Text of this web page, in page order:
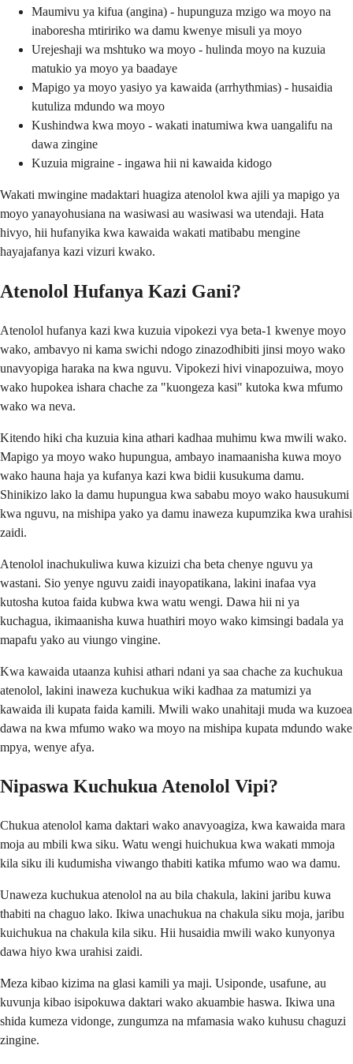
Maumivu ya kifua (angina) - hupunguza mzigo wa moyo na
inaboresha mtiririko wa damu kwenye misuli ya moyo
Urejeshaji wa mshtuko wa moyo - hulinda moyo na kuzuia
matukio ya moyo ya baadaye
Mapigo ya moyo yasiyo ya kawaida (arrhythmias) - husaidia
kutuliza mdundo wa moyo
Kushindwa kwa moyo - wakati inatumiwa kwa uangalifu na
dawa zingine
Kuzuia migraine - ingawa hii ni kawaida kidogo
Wakati mwingine madaktari huagiza atenolol kwa ajili ya mapigo ya
moyo yanayohusiana na wasiwasi au wasiwasi wa utendaji. Hata
hivyo, hii hufanyika kwa kawaida wakati matibabu mengine
hayajafanya kazi vizuri kwako.
Atenolol Hufanya Kazi Gani?
Atenolol hufanya kazi kwa kuzuia vipokezi vya beta-1 kwenye moyo
wako, ambavyo ni kama swichi ndogo zinazodhibiti jinsi moyo wako
unavyopiga haraka na kwa nguvu. Vipokezi hivi vinapozuiwa, moyo
wako hupokea ishara chache za "kuongeza kasi" kutoka kwa mfumo
wako wa neva.
Kitendo hiki cha kuzuia kina athari kadhaa muhimu kwa mwili wako.
Mapigo ya moyo wako hupungua, ambayo inamaanisha kuwa moyo
wako hauna haja ya kufanya kazi kwa bidii kusukuma damu.
Shinikizo lako la damu hupungua kwa sababu moyo wako hausukumi
kwa nguvu, na mishipa yako ya damu inaweza kupumzika kwa urahisi
zaidi.
Atenolol inachukuliwa kuwa kizuizi cha beta chenye nguvu ya
wastani. Sio yenye nguvu zaidi inayopatikana, lakini inafaa vya
kutosha kutoa faida kubwa kwa watu wengi. Dawa hii ni ya
kuchagua, ikimaanisha kuwa huathiri moyo wako kimsingi badala ya
mapafu yako au viungo vingine.
Kwa kawaida utaanza kuhisi athari ndani ya saa chache za kuchukua
atenolol, lakini inaweza kuchukua wiki kadhaa za matumizi ya
kawaida ili kupata faida kamili. Mwili wako unahitaji muda wa kuzoea
dawa na kwa mfumo wako wa moyo na mishipa kupata mdundo wake
mpya, wenye afya.
Nipaswa Kuchukua Atenolol Vipi?
Chukua atenolol kama daktari wako anavyoagiza, kwa kawaida mara
moja au mbili kwa siku. Watu wengi huichukua kwa wakati mmoja
kila siku ili kudumisha viwango thabiti katika mfumo wao wa damu.
Unaweza kuchukua atenolol na au bila chakula, lakini jaribu kuwa
thabiti na chaguo lako. Ikiwa unachukua na chakula siku moja, jaribu
kuichukua na chakula kila siku. Hii husaidia mwili wako kunyonya
dawa hiyo kwa urahisi zaidi.
Meza kibao kizima na glasi kamili ya maji. Usiponde, usafune, au
kuvunja kibao isipokuwa daktari wako akuambie haswa. Ikiwa una
shida kumeza vidonge, zungumza na mfamasia wako kuhusu chaguzi
zingine.